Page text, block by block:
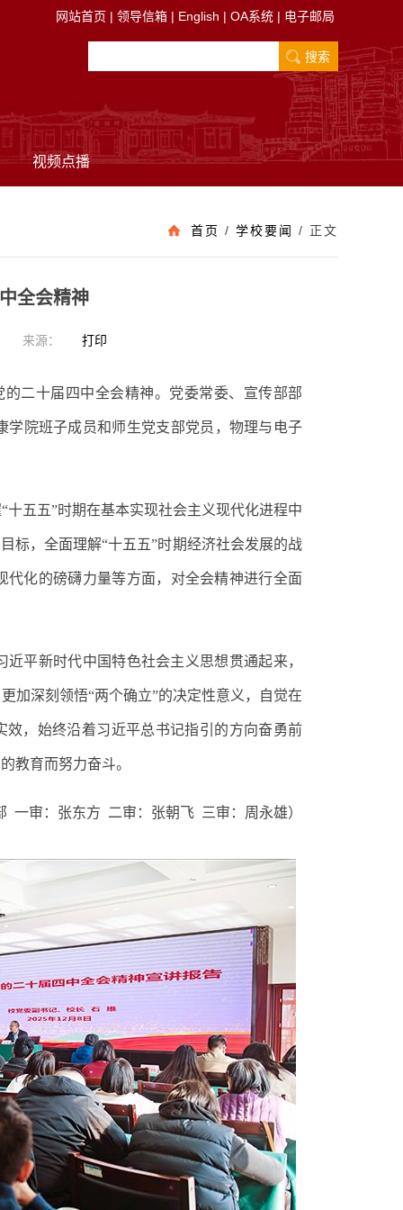
网站首页 | 领导信箱| English | OA系统| 电子邮局
视频点播
首页 / 学校要闻 / 正文
全会精神
来源： 打印
的二十届四中全会精神。党委常委、宣传部部
学院班子成员和师生党支部党员 ， 物理与电子
“十五五”时期在基本实现社会主义现代化进程中
标，全面理解“十五五”时期经济社会发展的战
化的磅礴力量等方面，对全会精神进行全面
近平新时代中国特色社会主义思想贯通起来，
更加深刻领悟“两个确立”的决定性意义，自觉在
效，始终沿着习近平总书记指引的方向奋勇前
教育而努力奋斗。
一审：张东方 二审：张朝飞 三审：周永雄）